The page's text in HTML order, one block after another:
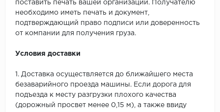
поставить печать вашей организации. Получателю
необходимо иметь печать и документ,
подтверждающий право подписи или доверенность
от компании для получения груза.
Условия доставки
1. Доставка осуществляется до ближайшего места
безаварийного проезда машины. Если дорога для
подъезда к месту разгрузки плохого качества
(дорожный просвет менее 0,15 м), а также ввиду